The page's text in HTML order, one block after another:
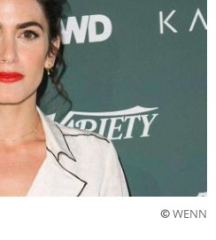
©WENN